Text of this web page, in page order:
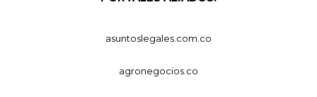
asuntoslegales.com.co
agronegocios.co